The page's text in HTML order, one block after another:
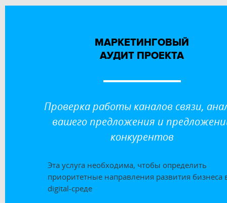
МАРКЕТИНГОВЫЙ
АУДИТ ПРОЕКТА
Проверка работы каналов связи,
вашего предложения и
конкурентов
Эта услуга необходима, чтобы определить
приоритетные направления развития бизнеса
digital-среде